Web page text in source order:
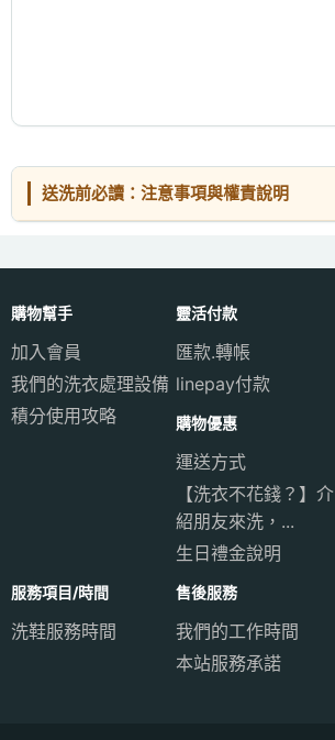
送洗前必讀：注意事項與權責說明
購物幫手
加入會員
我們的洗衣處理設備
積分使用攻略
靈活付款
匯款.轉帳
linepay付款
購物優惠
運送方式
【洗衣不花錢？】介
紹朋友來洗，...
生日禮金說明
服務項目/時間
洗鞋服務時間
售後服務
我們的工作時間
本站服務承諾